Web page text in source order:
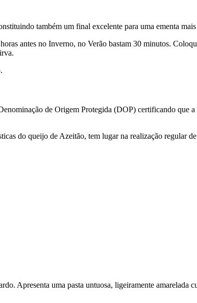
também um final excelente para uma ementa mais
antes no Inverno, no Verão bastam 30 minutos.
de Origem Protegida (DOP) certificando que a
do queijo de Azeitão, tem lugar na realização regular
Apresenta uma pasta untuosa, ligeiramente amarelada